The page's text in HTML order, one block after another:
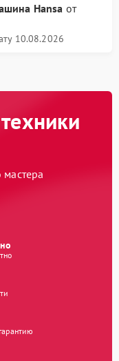
Hansa от
10.08.2026